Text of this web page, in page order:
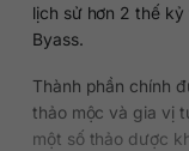
lịch sử hơn 2 thế kỷ
Byass.
Thành phần chính
thảo mộc và gia vị
một số thảo dược